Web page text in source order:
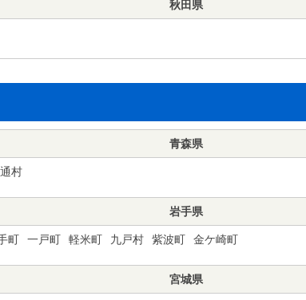
秋田県
青森県
村
岩手県
町 一戸町 軽米町 九戸村 紫波町 金ケ崎町
宮城県